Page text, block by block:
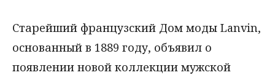
Старейший французский Дом моды Lanvin,
основанный в 1889 году, объявил о
появлении новой коллекции мужской